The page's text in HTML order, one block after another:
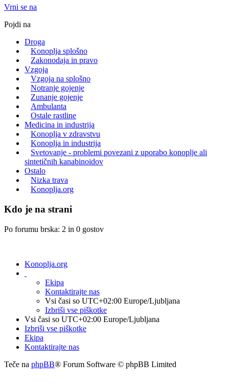
Vrni se na
Pojdi na
Droga
Konoplja splošno
Zakonodaja in pravo
Vzgoja
Vzgoja na splošno
Notranje gojenje
Zunanje gojenje
Ambulanta
Ostale rastline
Medicina in industrija
Konoplja v zdravstvu
Konoplja in industrija
Svetovanje - problemi povezani z uporabo konoplje ali
sintetičnih kanabinoidov
Ostalo
Nizka trava
Konoplja.org
Kdo je na strani
Po forumu brska: 2 in 0 gostov
Konoplja.org
Ekipa
Kontaktirajte nas
Vsi časi so UTC+02:00 Europe/Ljubljana
Izbriši vse piškotke
Vsi časi so UTC+02:00 Europe/Ljubljana
Izbriši vse piškotke
Ekipa
Kontaktirajte nas
Teče na phpBB® Forum Software © phpBB Limited